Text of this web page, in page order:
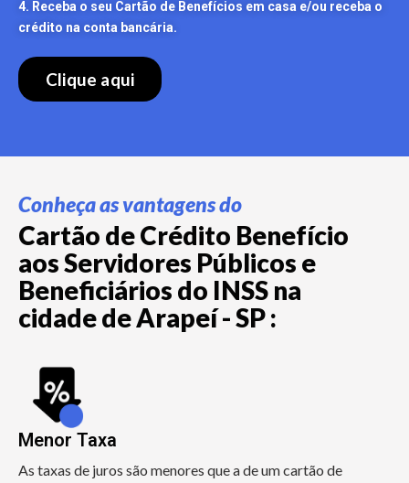
4. Receba o seu Cartão de Benefícios em casa e/ou receba o
crédito na conta bancária.
Clique aqui
Conheça as vantagens do
Cartão de Crédito Benefício
aos Servidores Públicos e
Beneficiários do INSS na
cidade de Arapeí - SP :
Menor Taxa
As taxas de juros são menores que a de um cartão de